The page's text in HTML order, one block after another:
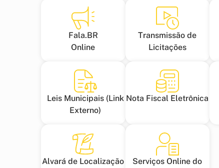
Fala.BR
Online
Transmissão de
Licitações
Leis Municipais (Link
Externo)
Nota Fiscal Eletrônica
Alvará de Localização
Serviços Online do